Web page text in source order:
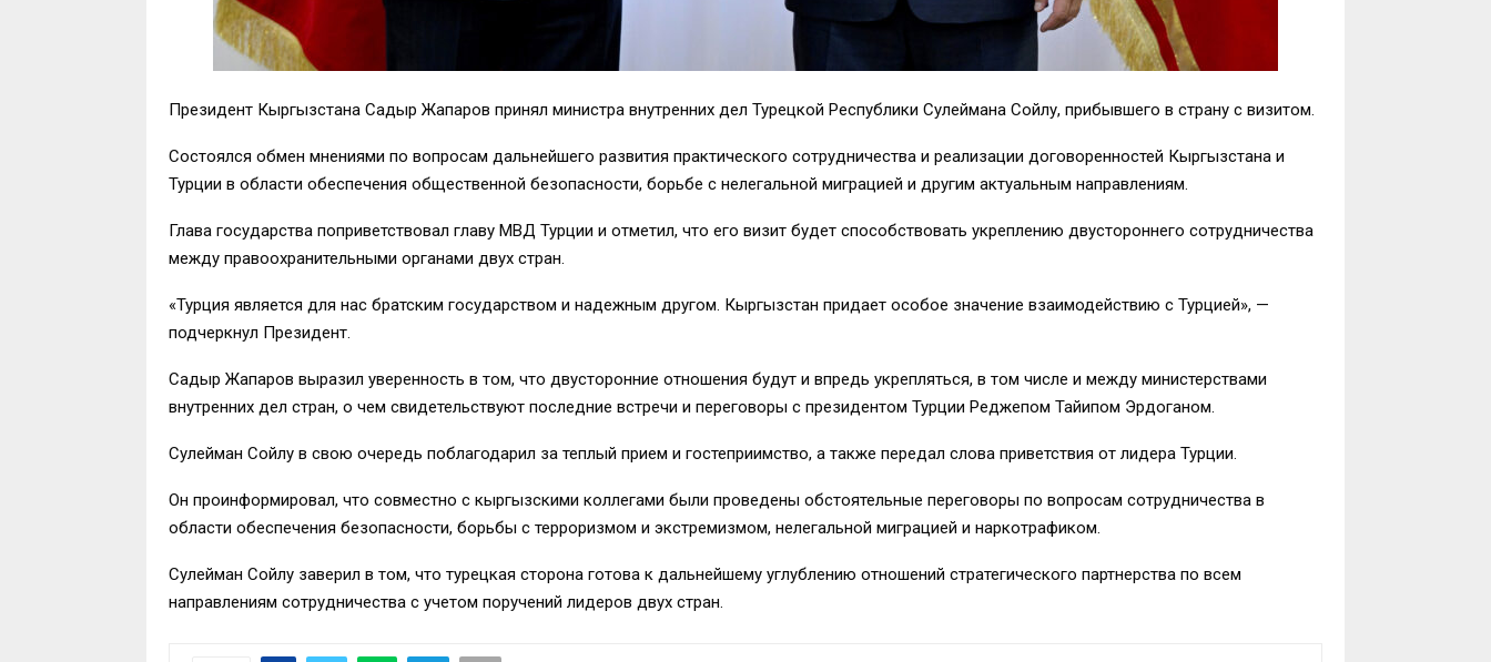
Президент Кыргызстана Садыр Жапаров принял министра внутренних дел Турецкой Республики Сулеймана Сойлу, прибывшего в страну с визитом.
Состоялся обмен мнениями по вопросам дальнейшего развития практического сотрудничества и реализации договоренностей Кыргызстана и
Турции в области обеспечения общественной безопасности, борьбе с нелегальной миграцией и другим актуальным направлениям.
Глава государства поприветствовал главу МВД Турции и отметил, что его визит будет способствовать укреплению двустороннего сотрудничества
между правоохранительными органами двух стран.
«Турция является для нас братским государством и надежным другом. Кыргызстан придает особое значение взаимодействию с Турцией», —
подчеркнул Президент.
Садыр Жапаров выразил уверенность в том, что двусторонние отношения будут и впредь укрепляться, в том числе и между министерствами
внутренних дел стран, о чем свидетельствуют последние встречи и переговоры с президентом Турции Реджепом Тайипом Эрдоганом.
Сулейман Сойлу в свою очередь поблагодарил за теплый прием и гостеприимство, а также передал слова приветствия от лидера Турции.
Он проинформировал, что совместно с кыргызскими коллегами были проведены обстоятельные переговоры по вопросам сотрудничества в
области обеспечения безопасности, борьбы с терроризмом и экстремизмом, нелегальной миграцией и наркотрафиком.
Сулейман Сойлу заверил в том, что турецкая сторона готова к дальнейшему углублению отношений стратегического партнерства по всем
направлениям сотрудничества с учетом поручений лидеров двух стран.